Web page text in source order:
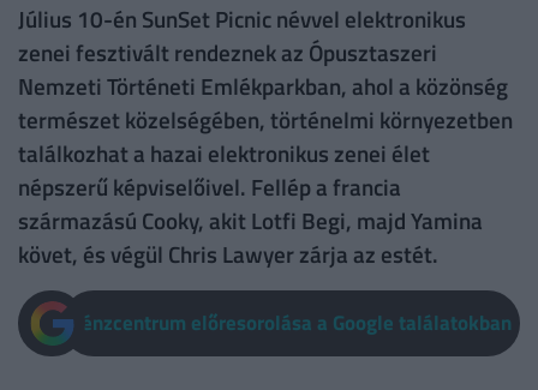
Július 10-én SunSet Picnic névvel elektronikus
zenei fesztivált rendeznek az Ópusztaszeri
Nemzeti Történeti Emlékparkban, ahol a közönség
természet közelségében, történelmi környezetben
találkozhat a hazai elektronikus zenei élet
népszerű képviselőivel. Fellép a francia
származású Cooky, akit Lotfi Begi, majd Yamina
követ, és végül Chris Lawyer zárja az estét.
Pénzcentrum előresorolása a Google találatokban